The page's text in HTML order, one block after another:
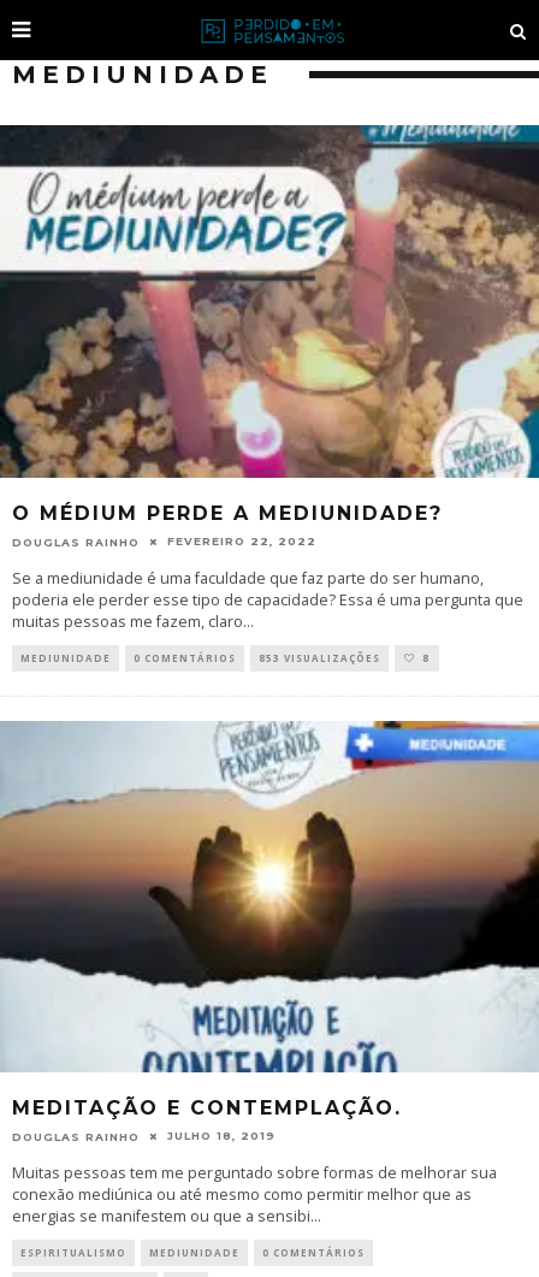
MEDIUNIDADE
O MÉDIUM PERDE A MEDIUNIDADE?
DOUGLAS RAINHO FEVEREIRO 22, 2022
Se a mediunidade é uma faculdade que faz parte do ser humano,
poderia ele perder esse tipo de capacidade? Essa é uma pergunta que
muitas pessoas me fazem, claro...
MEDIUNIDADE 0 COMENTÁRIOS 853 VISUALIZAÇÕES 8
MEDITAÇÃO E CONTEMPLAÇÃO.
DOUGLAS RAINHO JULHO 18, 2019
Muitas pessoas tem me perguntado sobre formas de melhorar sua
conexão mediúnica ou até mesmo como permitir melhor que as
energias se manifestem ou que a sensibi...
ESPIRITUALISMO MEDIUNIDADE 0 COMENTÁRIOS